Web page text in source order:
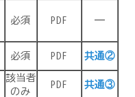
必須 PDF ―
必須 PDF 共通②
該当者
のみ
PDF 共通③